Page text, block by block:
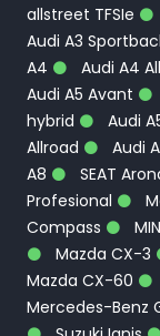
allstreet TFSIe
Audi A3
A4
Audi A4
Audi A5 Avant
hybrid
Audi
Allroad
Audi
A8
SEAT
Profesional
Compass
Mazda CX-3
Mazda CX-60
Mercedes-Benz